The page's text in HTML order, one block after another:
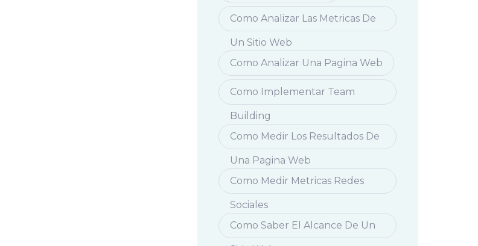
Como Analizar Las Metricas De
Un Sitio Web
Como Analizar Una Pagina Web
Como Implementar Team
Building
Como Medir Los Resultados De
Una Pagina Web
Como Medir Metricas Redes
Sociales
Como Saber El Alcance De Un